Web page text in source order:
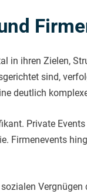
in ihren Zielen,
sind,
deutlich
Private
Firmenevents